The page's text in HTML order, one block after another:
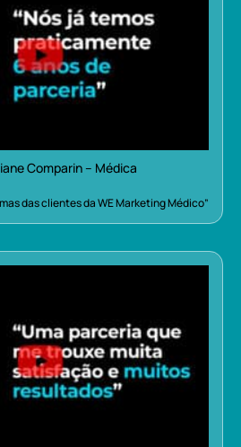
Comparin – Médica
das clientes da WE Marketing Médico”